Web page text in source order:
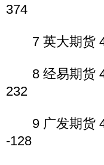
374
7 英大期货
8 经易期货
232
9 广发期货
-128